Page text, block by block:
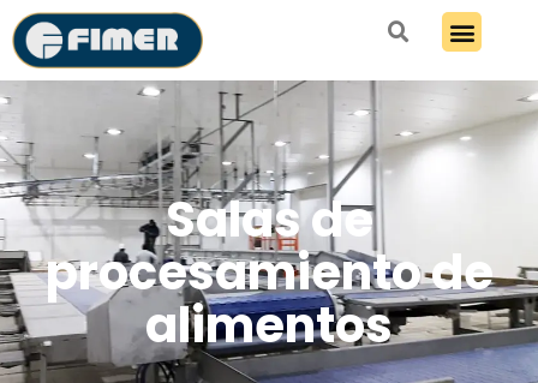
Salas de
procesamiento de
alimentos